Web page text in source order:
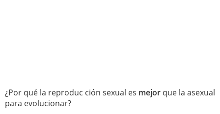
¿Por qué la reproduc ción sexual es mejor que la asexual
para evolucionar?